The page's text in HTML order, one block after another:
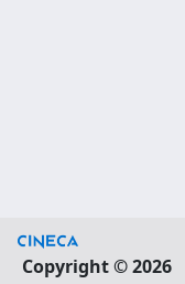
Copyright © 2026